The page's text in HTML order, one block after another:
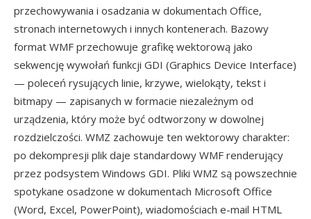
przechowywania i osadzania w dokumentach Office,
stronach internetowych i innych kontenerach. Bazowy
format WMF przechowuje grafikę wektorową jako
sekwencję wywołań funkcji GDI (Graphics Device Interface)
— poleceń rysujących linie, krzywe, wielokąty, tekst i
bitmapy — zapisanych w formacie niezależnym od
urządzenia, który może być odtworzony w dowolnej
rozdzielczości. WMZ zachowuje ten wektorowy charakter:
po dekompresji plik daje standardowy WMF renderujący
przez podsystem Windows GDI. Pliki WMZ są powszechnie
spotykane osadzone w dokumentach Microsoft Office
(Word, Excel, PowerPoint), wiadomościach e-mail HTML